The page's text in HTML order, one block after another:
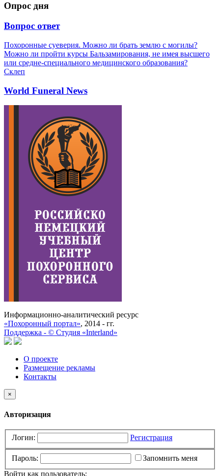
Опрос дня
Вопрос ответ
Похоронные суеверия. Можно ли брать землю с могилы?
Можно ли пройти курсы Бальзамирования, не имея высшего
или средне-специального медицинского образования?
Склеп
World Funeral News
Информационно-аналитический ресурс
«Похоронный портал», 2014 - гг.
Поддержка - © Cтудия «Interland»
О проекте
Размещение рекламы
Контакты
×
Авторизация
Логин: Регистрация
Пароль:
Запомнить меня
Войти как пользователь: